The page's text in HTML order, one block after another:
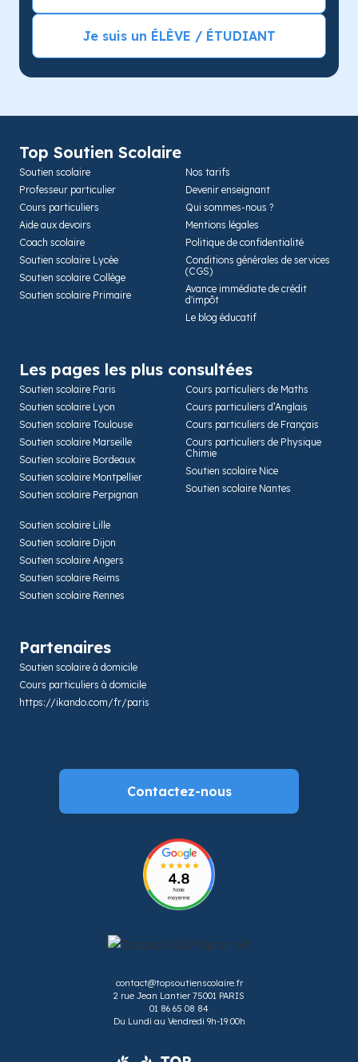
Je suis un ÉLÈVE / ÉTUDIANT
Top Soutien Scolaire
Soutien scolaire
Professeur particulier
Cours particuliers
Aide aux devoirs
Coach scolaire
Soutien scolaire Lycée
Soutien scolaire Collège
Soutien scolaire Primaire
Nos tarifs
Devenir enseignant
Qui sommes-nous ?
Mentions légales
Politique de confidentialité
Conditions générales de services
(CGS)
Avance immédiate de crédit
d'impôt
Le blog éducatif
Les pages les plus consultées
Soutien scolaire Paris
Soutien scolaire Lyon
Soutien scolaire Toulouse
Soutien scolaire Marseille
Soutien scolaire Bordeaux
Soutien scolaire Montpellier
Soutien scolaire Perpignan
Cours particuliers de Maths
Cours particuliers d’Anglais
Cours particuliers de Français
Cours particuliers de Physique
Chimie
Soutien scolaire Nice
Soutien scolaire Nantes
Soutien scolaire Lille
Soutien scolaire Dijon
Soutien scolaire Angers
Soutien scolaire Reims
Soutien scolaire Rennes
Partenaires
Soutien scolaire à domicile
Cours particuliers à domicile
https://ikando.com/fr/paris
contact@topsoutienscolaire.fr
2 rue Jean Lantier 75001 PARIS
01 86 65 08 84
Du Lundi au Vendredi 9h-19:00h
Contactez-nous